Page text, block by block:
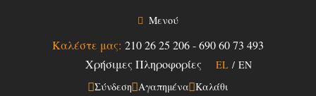
Μενού
Καλέστε μας: 210 26 25 206-690 60 73 493
Χρήσιμες Πληροφορίες
EL / EN
Σύνδεση Αγαπημένα Καλάθι